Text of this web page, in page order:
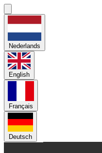
Nederlands
English
Français
Deutsch